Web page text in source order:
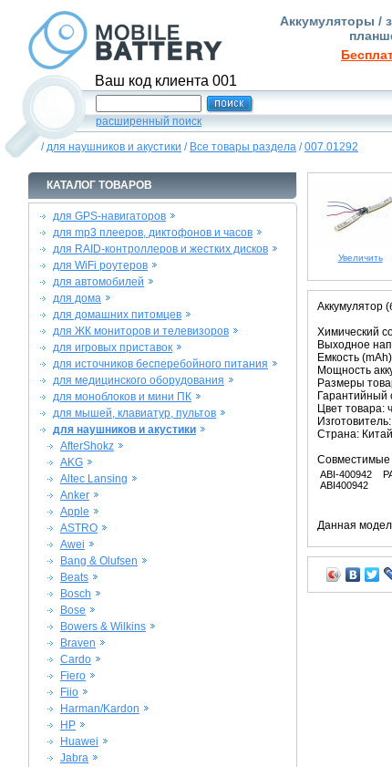
Ваш код клиента 001
Аккумуляторы /
расширенный поиск
/для наушников и акустики / Все товары раздела /007.01292
КАТАЛОГ ТОВАРОВ
для GPS-навигаторов
для mp3 плееров, диктофонов и часов
для RAID-контроллеров и жестких дисков
для WiFi роутеров
для автомобилей
для дома
для домашних питомцев
для ЖК мониторов и телевизоров
для игровых приставок
для источников бесперебойного питания
для медицинского оборудования
для моноблоков и мини ПК
для мышей, клавиатур, пультов
для наушников и акустики
AfterShokz
AKG
Altec Lansing
Anker
Apple
ASTRO
Awei
Bang & Olufsen
Beats
Bosch
Bose
Bowers & Wilkins
Braven
Cardo
Fiero
Fiio
Harman/Kardon
HP
Huawei
Jabra
Увеличить
Аккумулятор
Химический
Выходное
Емкость
Мощность
Размеры
Гарантийный
Цвет товара:
Страна: Китай
Совместимые
ABI-400942
ABI400942
Данная